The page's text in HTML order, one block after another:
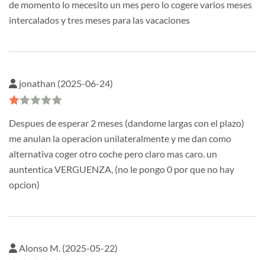
de momento lo mecesito un mes pero lo cogere varios meses
intercalados y tres meses para las vacaciones
jonathan (2025-06-24)
Despues de esperar 2 meses (dandome largas con el plazo)
me anulan la operacion unilateralmente y me dan como
alternativa coger otro coche pero claro mas caro. un
auntentica VERGUENZA, (no le pongo 0 por que no hay
opcion)
Alonso M. (2025-05-22)